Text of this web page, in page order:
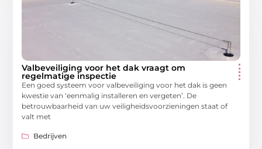
Valbeveiliging voor het dak vraagt om
regelmatige inspectie
Een goed systeem voor valbeveiliging voor het dak is geen
kwestie van ‘eenmalig installeren en vergeten’. De
betrouwbaarheid van uw veiligheidsvoorzieningen staat of
valt met
Bedrijven